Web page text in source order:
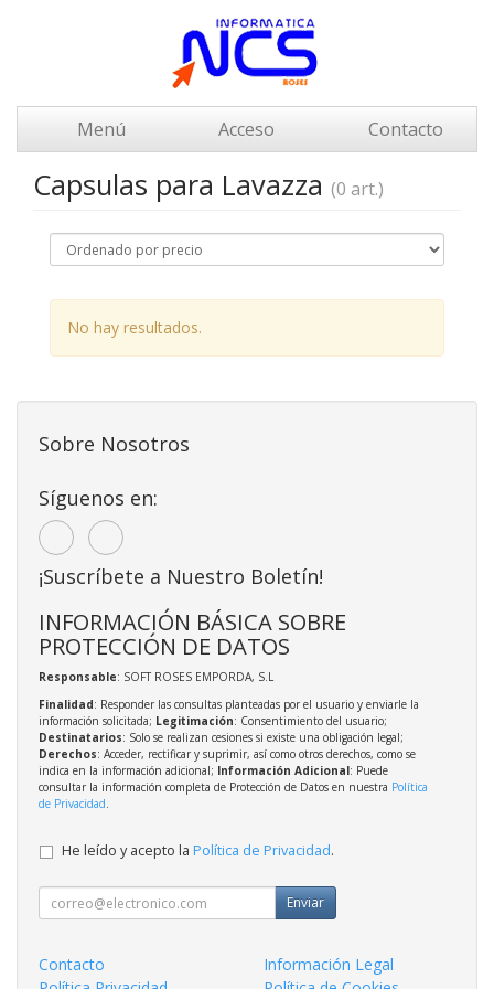
Menú Acceso Contacto
Capsulas para Lavazza (0 art.)
No hay resultados.
Sobre Nosotros
Síguenos en:
¡Suscríbete a Nuestro Boletín!
INFORMACIÓN BÁSICA SOBRE
PROTECCIÓN DE DATOS
Responsable: SOFT ROSES EMPORDA, S.L
Finalidad: Responder las consultas planteadas por el usuario y enviarle la
información solicitada; Legitimación: Consentimiento del usuario;
Destinatarios: Solo se realizan cesiones si existe una obligación legal;
Derechos: Acceder, rectificar y suprimir, así como otros derechos, como se
indica en la información adicional; Información Adicional: Puede
consultar la información completa de Protección de Datos en nuestra Política
de Privacidad.
He leído y acepto la Política de Privacidad.
Enviar
Contacto
Información Legal